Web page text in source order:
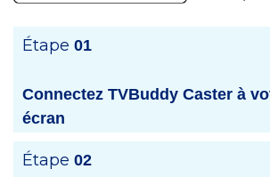
Étape 01
Connectez TVBuddy Caster à
écran
Étape 02